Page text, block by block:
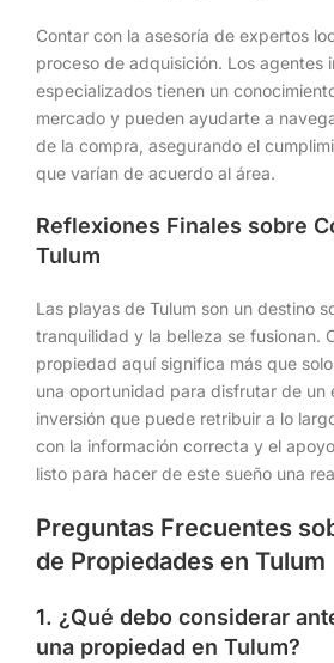
Contar con la asesoría de expertos
proceso de adquisición. Los agentes
especializados tienen un
mercado y pueden ayudarte a
de la compra, asegurando el
que varían de acuerdo al área.
Reflexiones Finales sobre
Tulum
Las playas de Tulum son un destino
tranquilidad y la belleza se fusionan.
propiedad aquí significa más que
una oportunidad para disfrutar de un
inversión que puede retribuir a lo
con la información correcta y el
listo para hacer de este sueño una
Preguntas Frecuentes
de Propiedades en Tulum
1. ¿Qué debo considerar
una propiedad en Tulum?